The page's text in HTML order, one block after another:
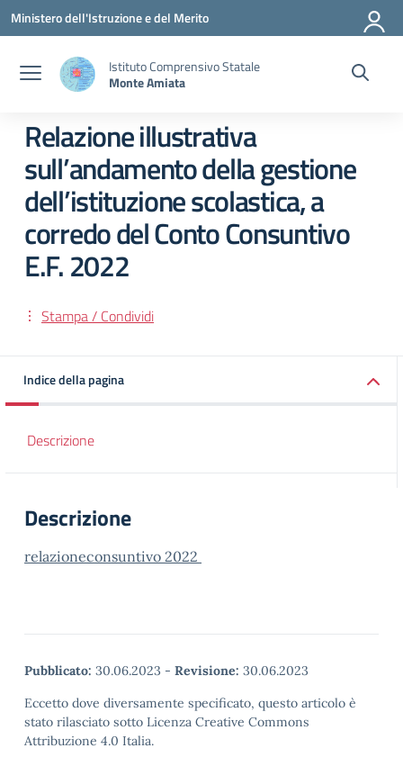
Vai ai contenuti
Vai al menu di navigazione
Vai al footer
Ministero dell'Istruzione e del Merito
Istituto Comprensivo Statale
Monte Amiata
Relazione illustrativa
sull’andamento della gestione
dell’istituzione scolastica, a
corredo del Conto Consuntivo
E.F. 2022
Stampa / Condividi
Indice della pagina
Descrizione
Descrizione
relazioneconsuntivo 2022
Pubblicato: 30.06.2023 - Revisione: 30.06.2023
Eccetto dove diversamente specificato, questo articolo è
stato rilasciato sotto Licenza Creative Commons
Attribuzione 4.0 Italia.